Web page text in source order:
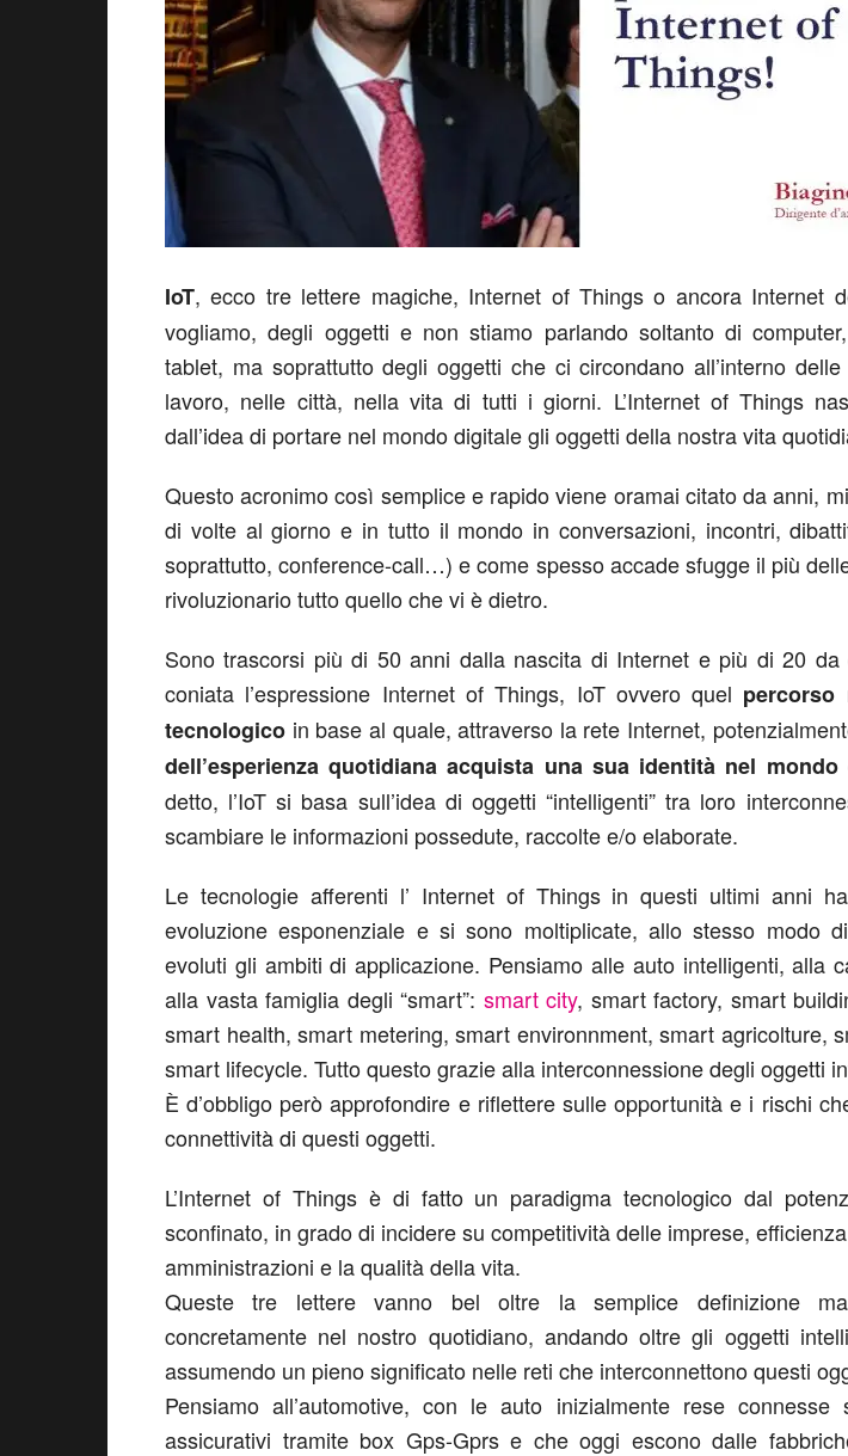
IoT, ecco tre lettere magiche, Internet of Things o ancora Internet
vogliamo, degli oggetti e non stiamo parlando soltanto di
tablet, ma soprattutto degli oggetti che ci circondano all’interno
lavoro, nelle città, nella vita di tutti i giorni. L’Internet of Things
dall’idea di portare nel mondo digitale gli oggetti della nostra vita
Questo acronimo così semplice e rapido viene oramai citato da anni,
di volte al giorno e in tutto il mondo in conversazioni, incontri,
soprattutto, conference-call…) e come spesso accade sfugge il più
rivoluzionario tutto quello che vi è dietro.
Sono trascorsi più di 50 anni dalla nascita di Internet e più di 20 da
coniata l’espressione Internet of Things, IoT ovvero quel percorso
tecnologico in base al quale, attraverso la rete Internet,
dell’esperienza quotidiana acquista una sua identità nel mondo
detto, l’IoT si basa sull’idea di oggetti “intelligenti” tra loro
scambiare le informazioni possedute, raccolte e/o elaborate.
Le tecnologie afferenti l’ Internet of Things in questi ultimi anni
evoluzione esponenziale e si sono moltiplicate, allo stesso modo
evoluti gli ambiti di applicazione. Pensiamo alle auto intelligenti, alla
alla vasta famiglia degli “smart”: smart city, smart factory, smart
smart health, smart metering, smart environnment, smart agricolture,
smart lifecycle. Tutto questo grazie alla interconnessione degli oggetti
È d’obbligo però approfondire e riflettere sulle opportunità e i rischi
connettività di questi oggetti.
L’Internet of Things è di fatto un paradigma tecnologico dal
sconfinato, in grado di incidere su competitività delle imprese,
amministrazioni e la qualità della vita.
Queste tre lettere vanno bel oltre la semplice definizione
concretamente nel nostro quotidiano, andando oltre gli oggetti
assumendo un pieno significato nelle reti che interconnettono questi
Pensiamo all’automotive, con le auto inizialmente rese connesse
assicurativi tramite box Gps-Gprs e che oggi escono dalle